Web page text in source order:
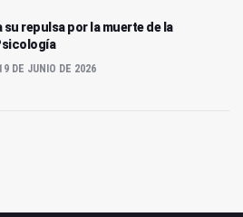
su repulsa por la muerte de la
DE JUNIO DE 2026